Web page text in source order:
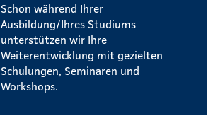
Schon während Ihrer
Ausbildung/Ihres Studiums
unterstützen wir Ihre
Weiterentwicklung mit gezielten
Schulungen, Seminaren und
Workshops.